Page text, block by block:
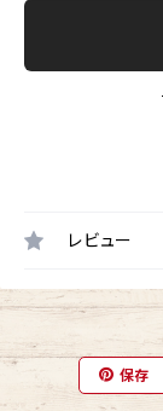
レビュー
保存